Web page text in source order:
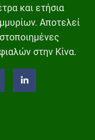
και ετήσια
Αποτελεί
στην Κίνα.